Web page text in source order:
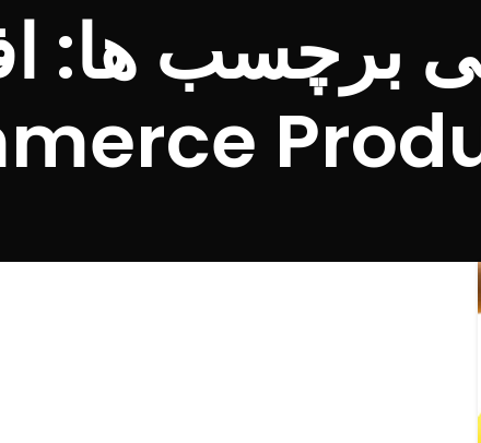
برچسب ها: